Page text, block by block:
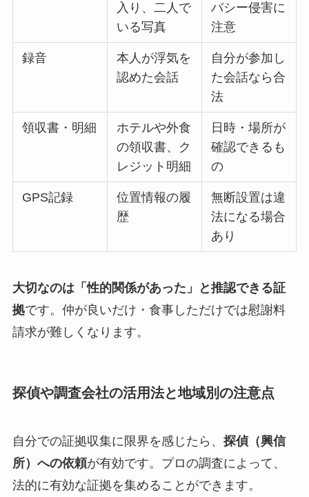
入り、二人で
いる写真
バシー侵害に
注意
録音
本人が浮気を
認めた会話
自分が参加し
た会話なら合
法
領収書・明細
ホテルや外食
の領収書、ク
レジット明細
日時・場所が
確認できるも
の
GPS記録
位置情報の履
歴
無断設置は違
法になる場合
あり
大切なのは「性的関係があった」と推認できる証
拠です。仲が良いだけ・食事しただけでは慰謝料
請求が難しくなります。
探偵や調査会社の活用法と地域別の注意点
自分での証拠収集に限界を感じたら、 探偵（興信
所）への依頼が有効です。プロの調査によって、
法的に有効な証拠を集めることができます。